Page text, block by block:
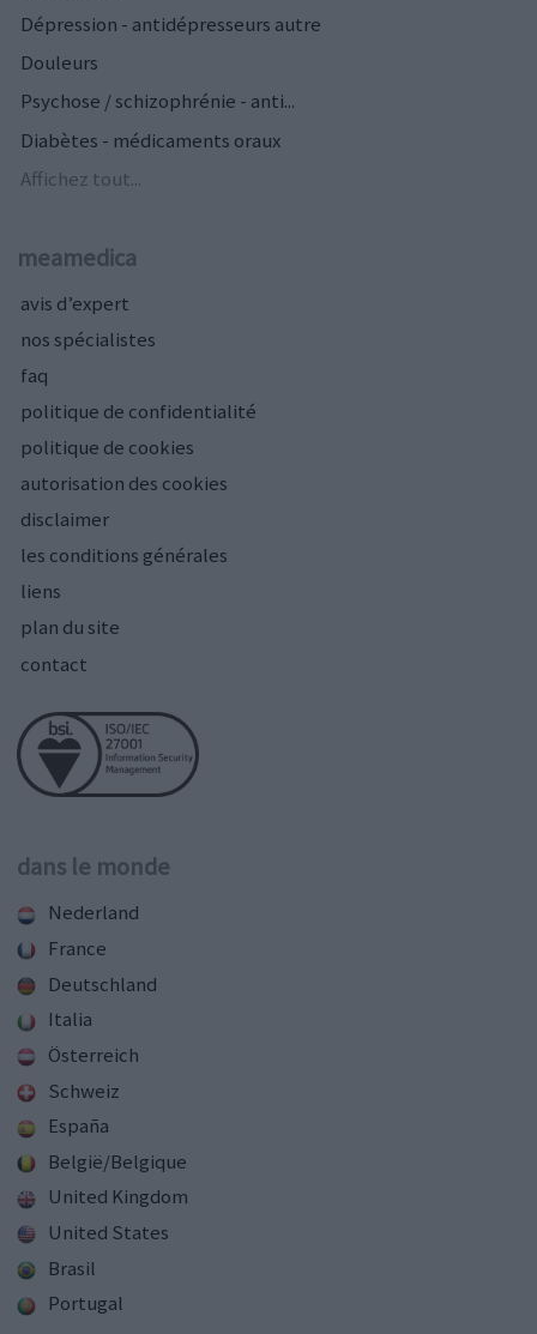
Dépression - antidépresseurs autre
Douleurs
Psychose / schizophrénie - anti...
Diabètes - médicaments oraux
Affichez tout...
meamedica
avis d’expert
nos spécialistes
faq
politique de confidentialité
politique de cookies
autorisation des cookies
disclaimer
les conditions générales
liens
plan du site
contact
dans le monde
Nederland
France
Deutschland
Italia
Österreich
Schweiz
España
België/Belgique
United Kingdom
United States
Brasil
Portugal